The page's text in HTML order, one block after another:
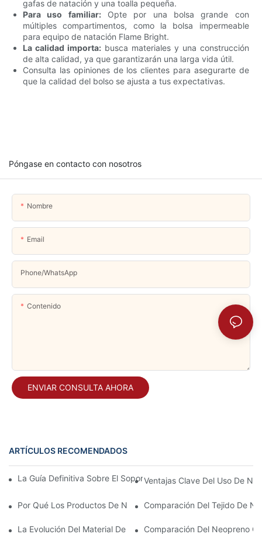
gafas de natación y una toalla pequeña.
Para uso familiar:Opte por una bolsa grande con
múltiples compartimentos, como la bolsa impermeable
para equipo de natación Flame Bright.
La calidad importa: busca materiales y una construcción
de alta calidad, ya que garantizarán una larga vida útil.
Consulta las opiniones de los clientes para asegurarte de
que la calidad del bolso se ajusta a tus expectativas.
Póngase en contacto con nosotros
Nombre
Email
Phone/whatsApp
Contenido
ENVIAR CONSULTA AHORA
ARTÍCULOS RECOMENDADOS
La Guía Definitiva Sobre El Soporte De Neopreno: Beneficios Y
Ventajas Clave Del Uso De
Por Qué Los Productos De Neopreno Son Esenciales Para Los
Comparación Del Tejido De
La Evolución Del Material De Neopreno En La Fabricación
Comparación Del Neopreno